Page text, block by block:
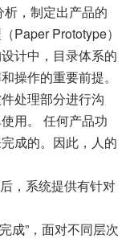
，制定出产品的
Paper Prototype）
计中，目录体系的
操作的重要前提。
处理部分进行沟
用。 任何产品功
成的。因此，人的
，系统提供有针对
成”，面对不同层次